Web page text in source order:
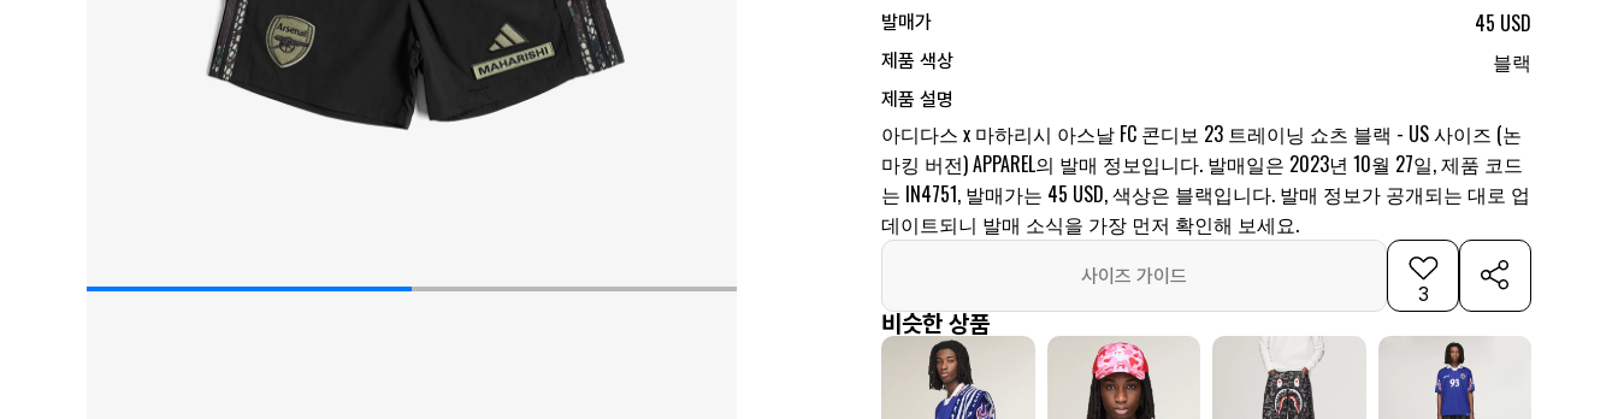
발매가 45 USD
제품 색상 블랙
제품 설명
아디다스 x 마하리시 아스날 FC 콘디보 23 트레이닝 쇼츠 블랙 - US 사이즈 (논
마킹 버전) APPAREL의 발매 정보입니다. 발매일은 2023년 10월 27일, 제품 코드
는 IN4751, 발매가는 45 USD, 색상은 블랙입니다. 발매 정보가 공개되는 대로 업
데이트되니 발매 소식을 가장 먼저 확인해 보세요.
사이즈 가이드
3
비슷한 상품